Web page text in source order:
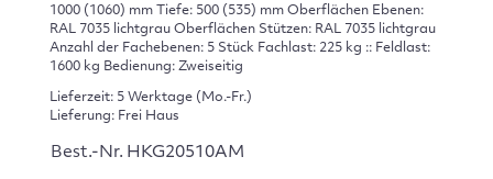
1000 (1060) mm Tiefe: 500 (535) mm Oberflächen Ebenen:
RAL 7035 lichtgrau Oberflächen Stützen: RAL 7035 lichtgrau
Anzahl der Fachebenen: 5 Stück Fachlast: 225 kg :: Feldlast:
1600 kg Bedienung: Zweiseitig
Lieferzeit: 5 Werktage (Mo.-Fr.)
Lieferung: Frei Haus
Best.-Nr. HKG20510AM